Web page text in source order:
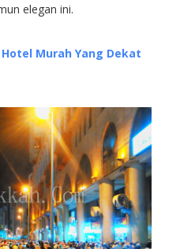
elegan ini.
Murah Yang Dekat